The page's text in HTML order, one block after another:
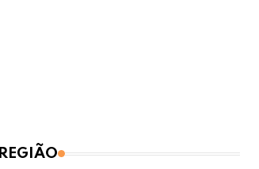
REGIÃO